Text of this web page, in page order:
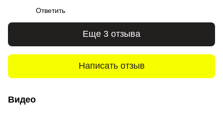
Ответить
Еще 3 отзыва
Написать отзыв
Видео